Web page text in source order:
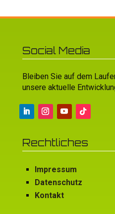
Social Media
Bleiben Sie auf dem
unsere aktuelle
Rechtliches
Impressum
Datenschutz
Kontakt